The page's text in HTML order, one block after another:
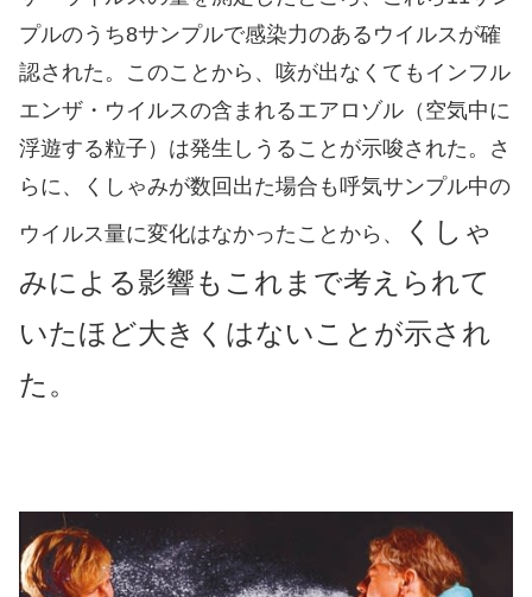
プルのうち8サンプルで感染力のあるウイルスが確
認された。このことから、咳が出なくてもインフル
エンザ・ウイルスの含まれるエアロゾル（空気中に
浮遊する粒子）は発生しうることが示唆された。さ
らに、くしゃみが数回出た場合も呼気サンプル中の
ウイルス量に変化はなかったことから、
くしゃ
みによる影響もこれまで考えられて
いたほど大きくはないことが示され
た。